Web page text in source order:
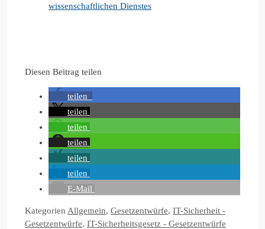
wissenschaftlichen Dienstes
Diesen Beitrag teilen
teilen
teilen
teilen
teilen
teilen
teilen
E-Mail
Kategorien Allgemein, Gesetzentwürfe, IT-Sicherheit -
Gesetzentwürfe, IT-Sicherheitsgesetz - Gesetzentwürfe